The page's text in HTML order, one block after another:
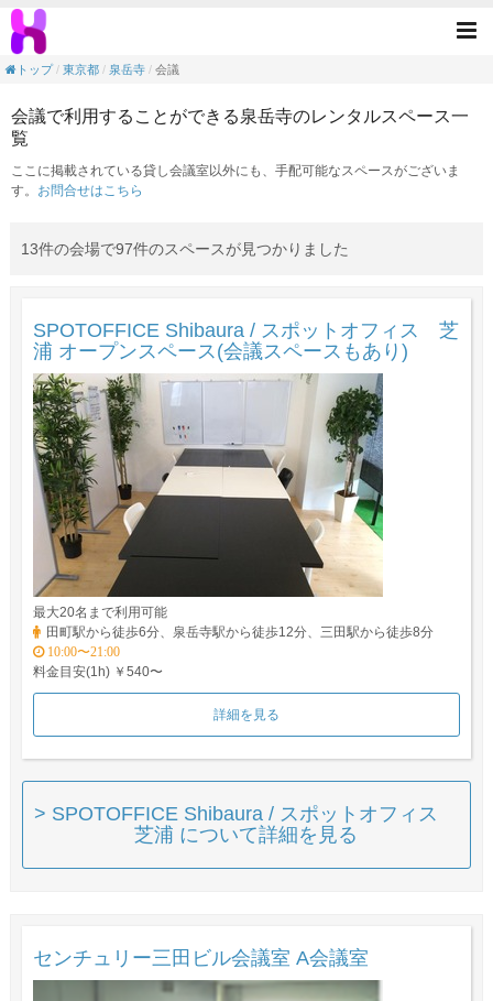
会議の目的で利用できる泉岳寺駅のレンタ
トップ
東京都 泉岳寺 会議
会議で利用することができる泉岳寺のレンタルスペース一
覧
ここに掲載されている貸し会議室以外にも、手配可能なスペースがございま
す。 お問合せはこちら
13件の会場で97件のスペースが見つかりました
SPOTOFFICE Shibaura / スポットオフィス 芝
浦 オープンスペース(会議スペースもあり)
最大20名まで利用可能
田町駅から徒歩6分、泉岳寺駅から徒歩12分、三田駅から徒歩8分
10:00〜21:00
料金目安(1h) ￥540〜
詳細を見る
> SPOTOFFICE Shibaura / スポットオフィス
芝浦 について詳細を見る
センチュリー三田ビル会議室 A会議室